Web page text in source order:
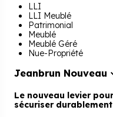
LLI
LLI Meublé
Patrimonial
Meublé
Meublé Géré
Nue-Propriété
Jeanbrun Nouveau
Le nouveau levier
sécuriser